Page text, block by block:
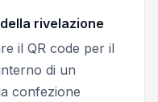
rivelazione
il QR code per il
di un
confezione